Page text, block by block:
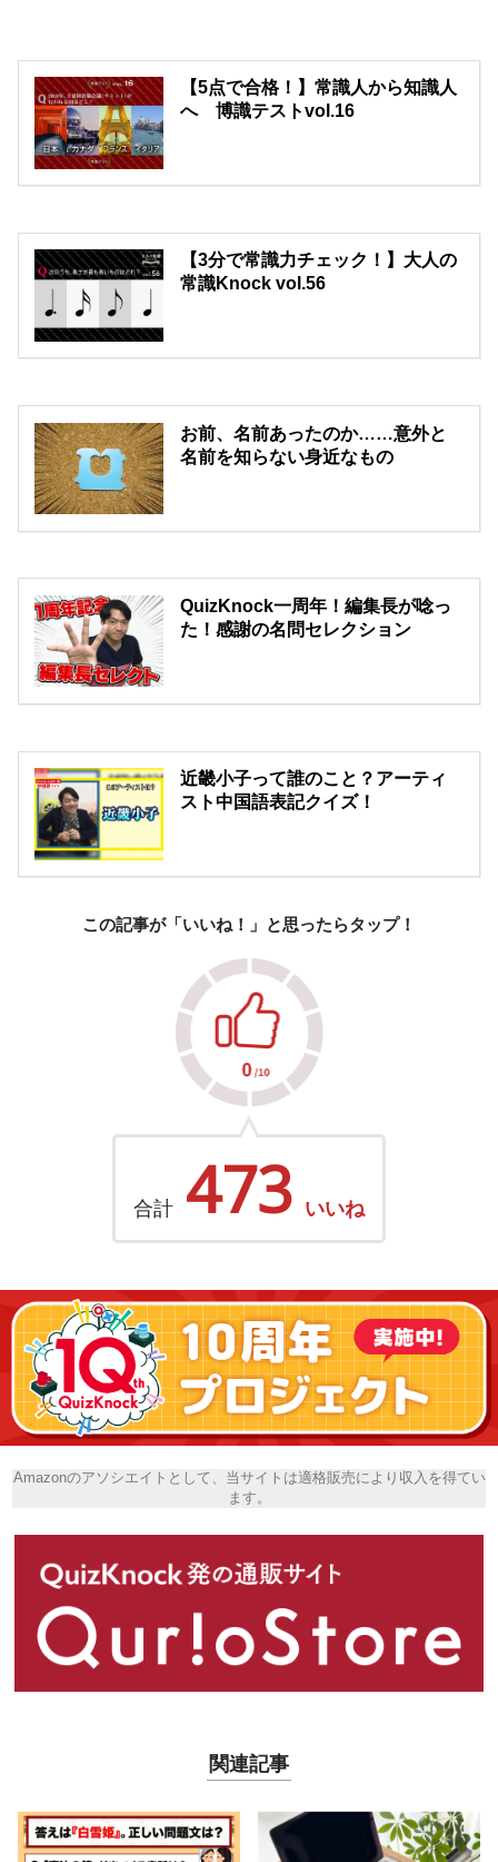
【5点で合格！】常識人から知識人
へ 博識テストvol.16
【3分で常識力チェック！】大人の
常識Knock vol.56
お前、名前あったのか……意外と
名前を知らない身近なもの
QuizKnock一周年！編集長が唸っ
た！感謝の名問セレクション
近畿小子って誰のこと？アーティ
スト中国語表記クイズ！
この記事が「いいね！」と思ったらタップ！
合計 473 いいね
Amazonのアソシエイトとして、当サイトは適格販売により収入を得てい
ます。
関連記事